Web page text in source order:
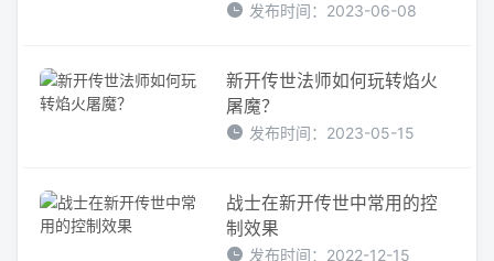
发布时间：2023-06-08
新开传世法师如何玩转焰火
屠魔？
发布时间：2023-05-15
战士在新开传世中常用的控
制效果
发布时间：2022-12-15